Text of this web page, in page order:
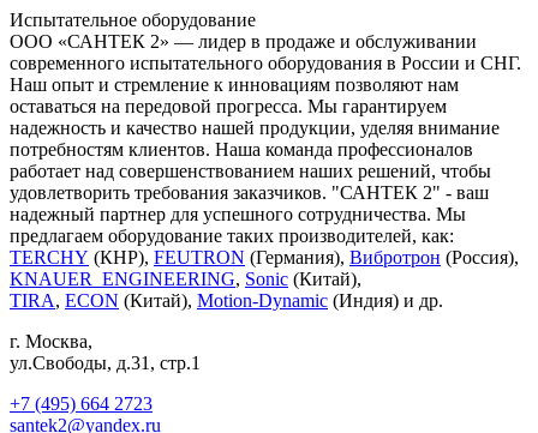
Испытательное оборудование
ООО «САНТЕК 2» — лидер в продаже и обслуживании
современного испытательного оборудования в России и СНГ.
Наш опыт и стремление к инновациям позволяют нам
оставаться на передовой прогресса. Мы гарантируем
надежность и качество нашей продукции, уделяя внимание
потребностям клиентов. Наша команда профессионалов
работает над совершенствованием наших решений, чтобы
удовлетворить требования заказчиков. "САНТЕК 2" - ваш
надежный партнер для успешного сотрудничества. Мы
предлагаем оборудование таких производителей, как:
TERCHY (КНР), FEUTRON (Германия), Вибротрон (Россия),
KNAUER_ENGINEERING, Sonic (Китай),
TIRA, ECON (Китай), Motion-Dynamic (Индия) и др.
г. Москва,
ул.Свободы, д.31, стр.1
+7 (495) 664 2723
santek2@yandex.ru